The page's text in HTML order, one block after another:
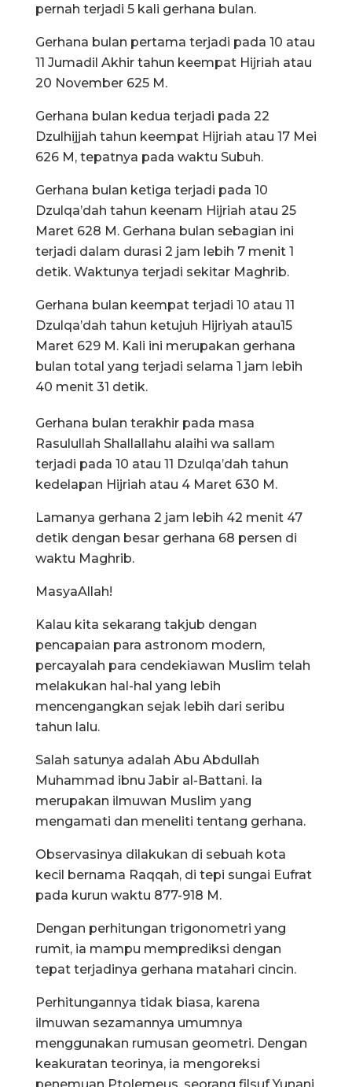
pernah terjadi 5 kali gerhana bulan.
Gerhana bulan pertama terjadi pada 10 atau
11 Jumadil Akhir tahun keempat Hijriah atau
20 November 625 M.
Gerhana bulan kedua terjadi pada 22
Dzulhijjah tahun keempat Hijriah atau 17 Mei
626 M, tepatnya pada waktu Subuh.
Gerhana bulan ketiga terjadi pada 10
Dzulqa’dah tahun keenam Hijriah atau 25
Maret 628 M. Gerhana bulan sebagian ini
terjadi dalam durasi 2 jam lebih 7 menit 1
detik. Waktunya terjadi sekitar Maghrib.
Gerhana bulan keempat terjadi 10 atau 11
Dzulqa’dah tahun ketujuh Hijriyah atau15
Maret 629 M. Kali ini merupakan gerhana
bulan total yang terjadi selama 1 jam lebih
40 menit 31 detik.
Gerhana bulan terakhir pada masa
Rasulullah Shallallahu alaihi wa sallam
terjadi pada 10 atau 11 Dzulqa’dah tahun
kedelapan Hijriah atau 4 Maret 630 M.
Lamanya gerhana 2 jam lebih 42 menit 47
detik dengan besar gerhana 68 persen di
waktu Maghrib.
MasyaAllah!
Kalau kita sekarang takjub dengan
pencapaian para astronom modern,
percayalah para cendekiawan Muslim telah
melakukan hal-hal yang lebih
mencengangkan sejak lebih dari seribu
tahun lalu.
Salah satunya adalah Abu Abdullah
Muhammad ibnu Jabir al-Battani. Ia
merupakan ilmuwan Muslim yang
mengamati dan meneliti tentang gerhana.
Observasinya dilakukan di sebuah kota
kecil bernama Raqqah, di tepi sungai Eufrat
pada kurun waktu 877-918 M.
Dengan perhitungan trigonometri yang
rumit, ia mampu memprediksi dengan
tepat terjadinya gerhana matahari cincin.
Perhitungannya tidak biasa, karena
ilmuwan sezamannya umumnya
menggunakan rumusan geometri. Dengan
keakuratan teorinya, ia mengoreksi